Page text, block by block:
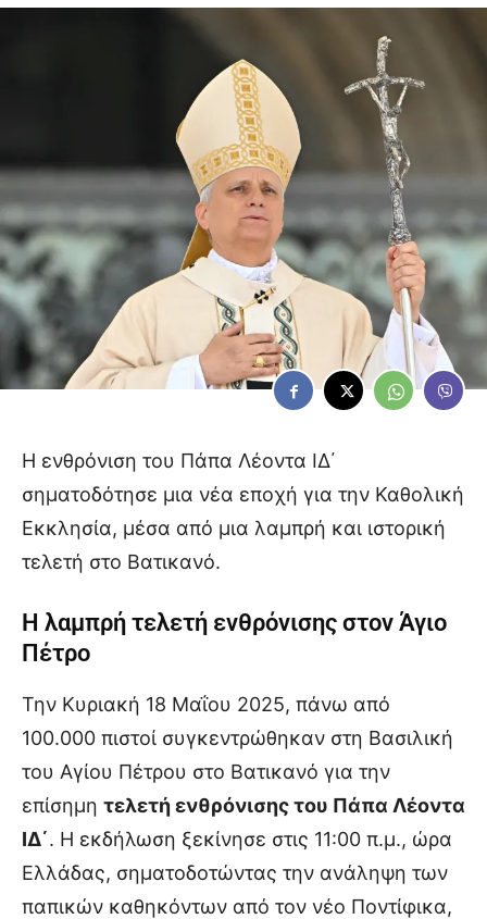
Η ενθρόνιση του Πάπα Λέοντα ΙΔ΄
σηματοδότησε μια νέα εποχή για την Καθολική
Εκκλησία, μέσα από μια λαμπρή και ιστορική
τελετή στο Βατικανό.
Η λαμπρή τελετή ενθρόνισης στον Άγιο
Πέτρο
Την Κυριακή 18 Μαΐου 2025, πάνω από
100.000 πιστοί συγκεντρώθηκαν στη Βασιλική
του Αγίου Πέτρου στο Βατικανό για την
επίσημη τελετή ενθρόνισης του Πάπα Λέοντα
ΙΔ΄. Η εκδήλωση ξεκίνησε στις 11:00 π.μ., ώρα
Ελλάδας, σηματοδοτώντας την ανάληψη των
παπικών καθηκόντων από τον νέο Ποντίφικα,